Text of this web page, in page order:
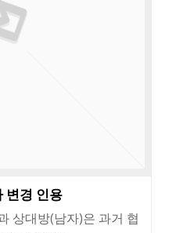
변경 인용
상대방(남자)은 과거 협